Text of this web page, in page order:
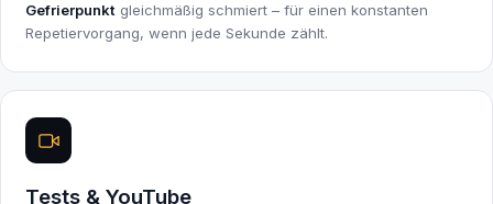
Gefrierpunkt gleichmäßig schmiert – für einen konstanten
Repetiervorgang, wenn jede Sekunde zählt.
Tests & YouTube